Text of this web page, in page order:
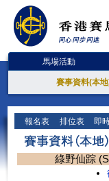
馬場活動
賽事資料(本
報名表 排位表 即
綠野仙踪